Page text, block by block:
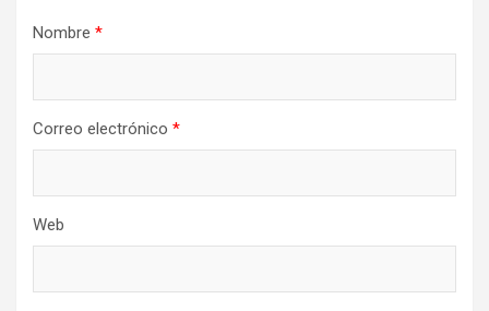
Nombre *
Correo electrónico *
Web